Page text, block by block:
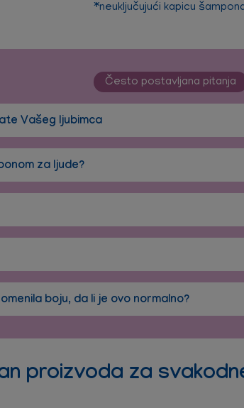
*neuključujući kapicu
Često postavljana pitanja
Vašeg ljubimca
za ljude?
boju, da li je ovo normalno?
proizvoda za